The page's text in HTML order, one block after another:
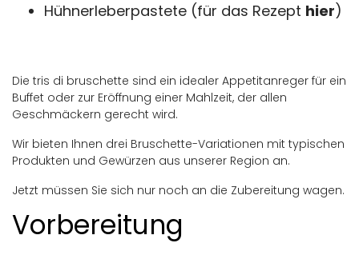
Die tris di bruschette sind ein idealer Appetitanreger für ein
Buffet oder zur Eröffnung einer Mahlzeit, der allen
Geschmäckern gerecht wird.
Wir bieten Ihnen drei Bruschette-Variationen mit typischen
Produkten und Gewürzen aus unserer Region an.
Jetzt müssen Sie sich nur noch an die Zubereitung wagen.
Vorbereitung
Hühnerleberpastete (für das Rezept hier)